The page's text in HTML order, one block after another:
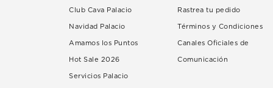
Club Cava Palacio
Navidad Palacio
Amamos los Puntos
Hot Sale 2026
Servicios Palacio
Rastrea tu pedido
Términos y Condiciones
Canales Oficiales de
Comunicación